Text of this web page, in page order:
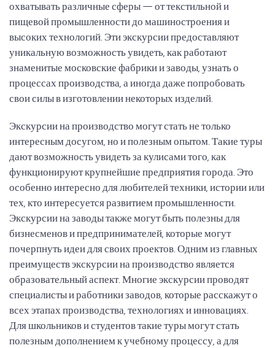
охватывать различные сферы — от текстильной и
пищевой промышленности до машиностроения и
высоких технологий. Эти экскурсии предоставляют
уникальную возможность увидеть, как работают
знаменитые московские фабрики и заводы, узнать о
процессах производства, а иногда даже попробовать
свои силы в изготовлении некоторых изделий.
Экскурсии на производство могут стать не только
интересным досугом, но и полезным опытом. Такие туры
дают возможность увидеть за кулисами того, как
функционируют крупнейшие предприятия города. Это
особенно интересно для любителей техники, истории или
тех, кто интересуется развитием промышленности.
Экскурсии на заводы также могут быть полезны для
бизнесменов и предпринимателей, которые могут
почерпнуть идеи для своих проектов. Одним из главных
преимуществ экскурсии на производство является
образовательный аспект. Многие экскурсии проводят
специалисты и работники заводов, которые расскажут о
всех этапах производства, технологиях и инновациях.
Для школьников и студентов такие туры могут стать
полезным дополнением к учебному процессу, а для